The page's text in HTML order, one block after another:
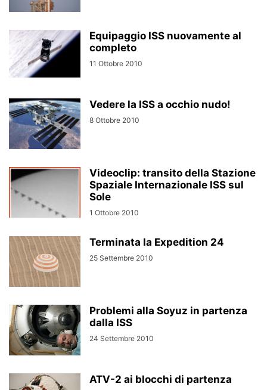
Equipaggio ISS nuovamente al
completo
11 Ottobre 2010
Vedere la ISS a occhio nudo!
8 Ottobre 2010
Videoclip: transito della Stazione
Spaziale Internazionale ISS sul
Sole
1 Ottobre 2010
Terminata la Expedition 24
25 Settembre 2010
Problemi alla Soyuz in partenza
dalla ISS
24 Settembre 2010
ATV-2 ai blocchi di partenza